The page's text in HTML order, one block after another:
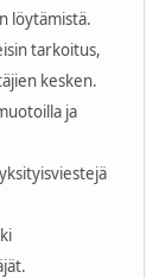
löytämistä.
tarkoitus,
kesken.
ja